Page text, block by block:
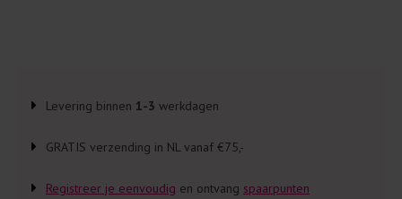
Levering binnen 1-3 werkdagen
GRATIS verzending in NL vanaf €75,-
Registreer je eenvoudig en ontvang spaarpunten